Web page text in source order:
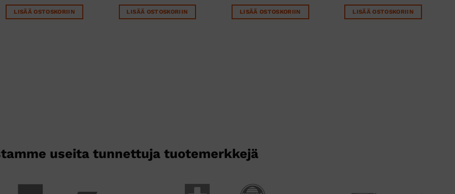
LISÄÄ OSTOSKORIIN LISÄÄ OSTOSKORIIN LISÄÄ OSTOSKORIIN LISÄÄ OSTOSKORIIN
useita tunnettuja tuotemerkkejä